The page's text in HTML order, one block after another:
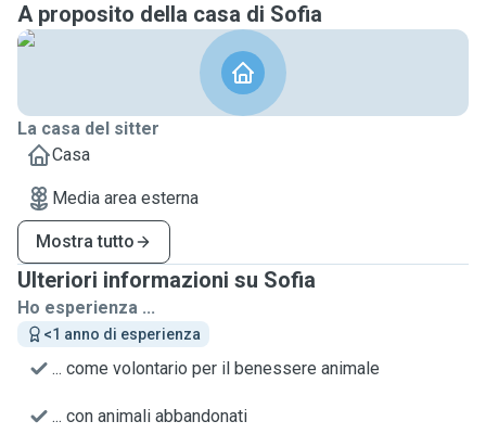
A proposito della casa di Sofia
La casa del sitter
Casa
Media area esterna
Mostra tutto
Ulteriori informazioni su Sofia
Ho esperienza ...
<1 anno di esperienza
... come volontario per il benessere animale
... con animali abbandonati